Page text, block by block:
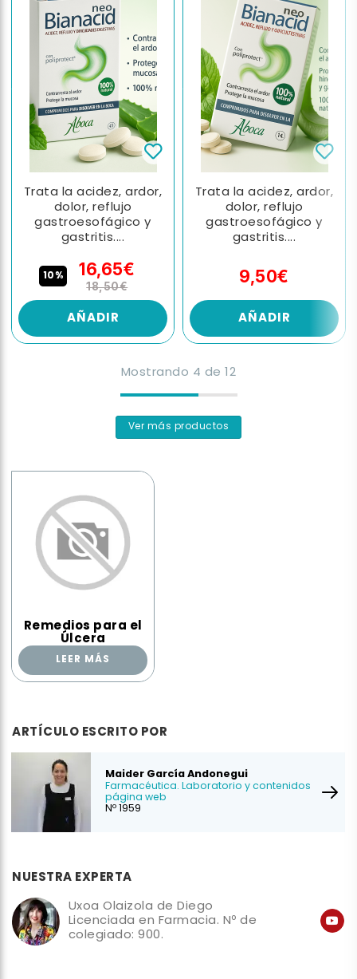
Trata la acidez, ardor,
dolor, reflujo
gastroesofágico y
gastritis....
10% 16,65€
18,50€
AÑADIR
Trata la acidez, ardor,
dolor, reflujo
gastroesofágico y
gastritis....
9,50€
AÑADIR
Mostrando 4 de12
Ver más productos
Remedios para el
Úlcera
LEER MÁS
ARTÍCULO ESCRITO POR
Maider García Andonegui
Farmacéutica. Laboratorio y contenidos
página web
Nº 1959
NUESTRA EXPERTA
Uxoa Olaizola de Diego
Licenciada en Farmacia. Nº de
colegiado: 900.